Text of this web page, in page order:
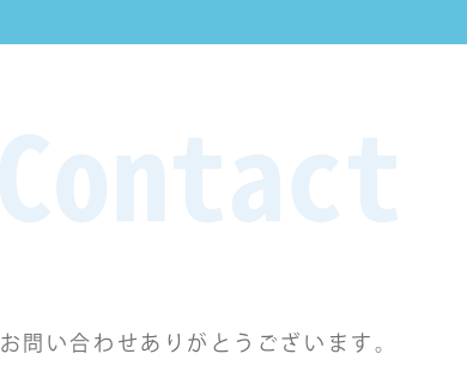
お問い合わせありがとうございます。